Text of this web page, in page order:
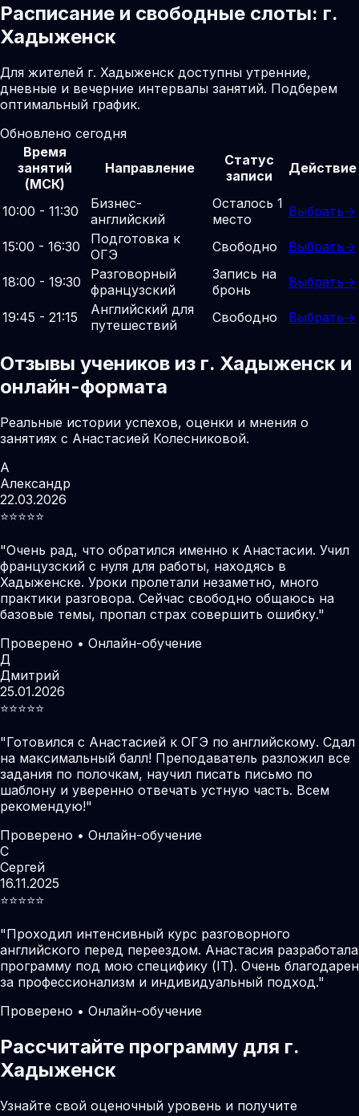
Расписание и свободные слоты: г.
Хадыженск
Для жителей г. Хадыженск доступны утренние,
дневные и вечерние интервалы занятий. Подберем
оптимальный график.
Обновлено сегодня
Время
занятий
(МСК)
Направление
Статус
записи
Действие
10:00 - 11:30
Бизнес-
английский
Осталось 1
место
Выбрать→
15:00 - 16:30
Подготовка к
ОГЭ
Свободно Выбрать→
18:00 - 19:30
Разговорный
французский
Запись на
бронь
Выбрать→
19:45 - 21:15
Английский для
путешествий
Свободно Выбрать→
Отзывы учеников из г. Хадыженск и
онлайн-формата
Реальные истории успехов, оценки и мнения о
занятиях с Анастасией Колесниковой.
А
Александр
22.03.2026
⭐️⭐️⭐️⭐️⭐️
"Очень рад, что обратился именно к Анастасии. Учил
французский с нуля для работы, находясь в
Хадыженске. Уроки пролетали незаметно, много
практики разговора. Сейчас свободно общаюсь на
базовые темы, пропал страх совершить ошибку."
Проверено • Онлайн-обучение
Д
Дмитрий
25.01.2026
⭐️⭐️⭐️⭐️⭐️
"Готовился с Анастасией к ОГЭ по английскому. Сдал
на максимальный балл! Преподаватель разложил все
задания по полочкам, научил писать письмо по
шаблону и уверенно отвечать устную часть. Всем
рекомендую!"
Проверено • Онлайн-обучение
С
Сергей
16.11.2025
⭐️⭐️⭐️⭐️⭐️
"Проходил интенсивный курс разговорного
английского перед переездом. Анастасия разработала
программу под мою специфику (IT). Очень благодарен
за профессионализм и индивидуальный подход."
Проверено • Онлайн-обучение
Рассчитайте программу для г.
Хадыженск
Узнайте свой оценочный уровень и получите